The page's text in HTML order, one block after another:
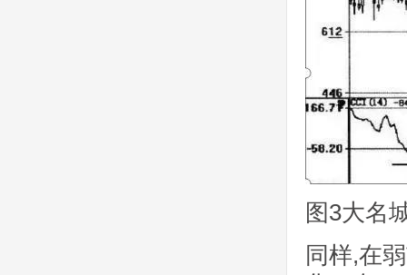
图3大名
同样,在